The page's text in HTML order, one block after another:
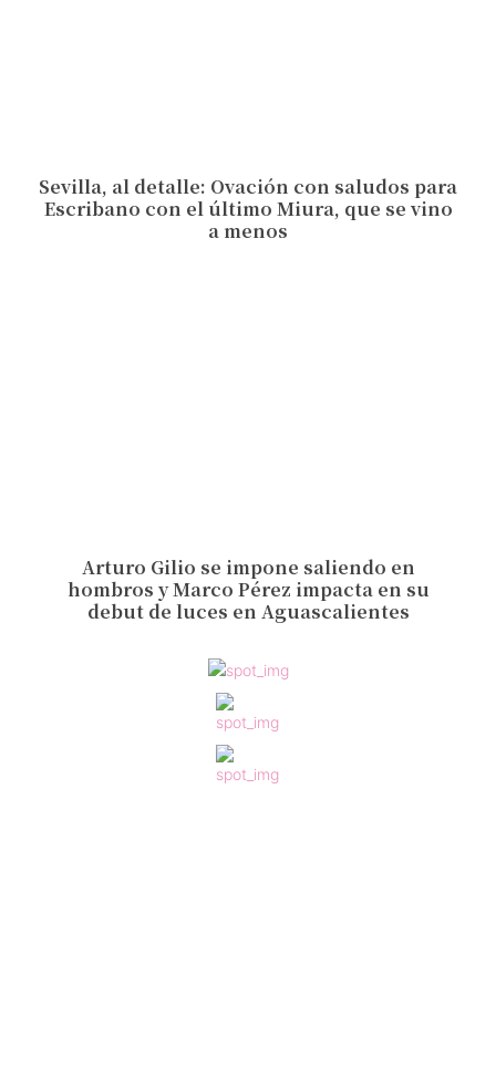
Sevilla, al detalle: Ovación con saludos para
Escribano con el último Miura, que se vino
a menos
Arturo Gilio se impone saliendo en
hombros y Marco Pérez impacta en su
debut de luces en Aguascalientes